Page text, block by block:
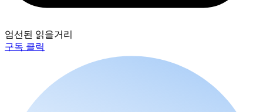
엄선된 읽을거리
구독 클릭